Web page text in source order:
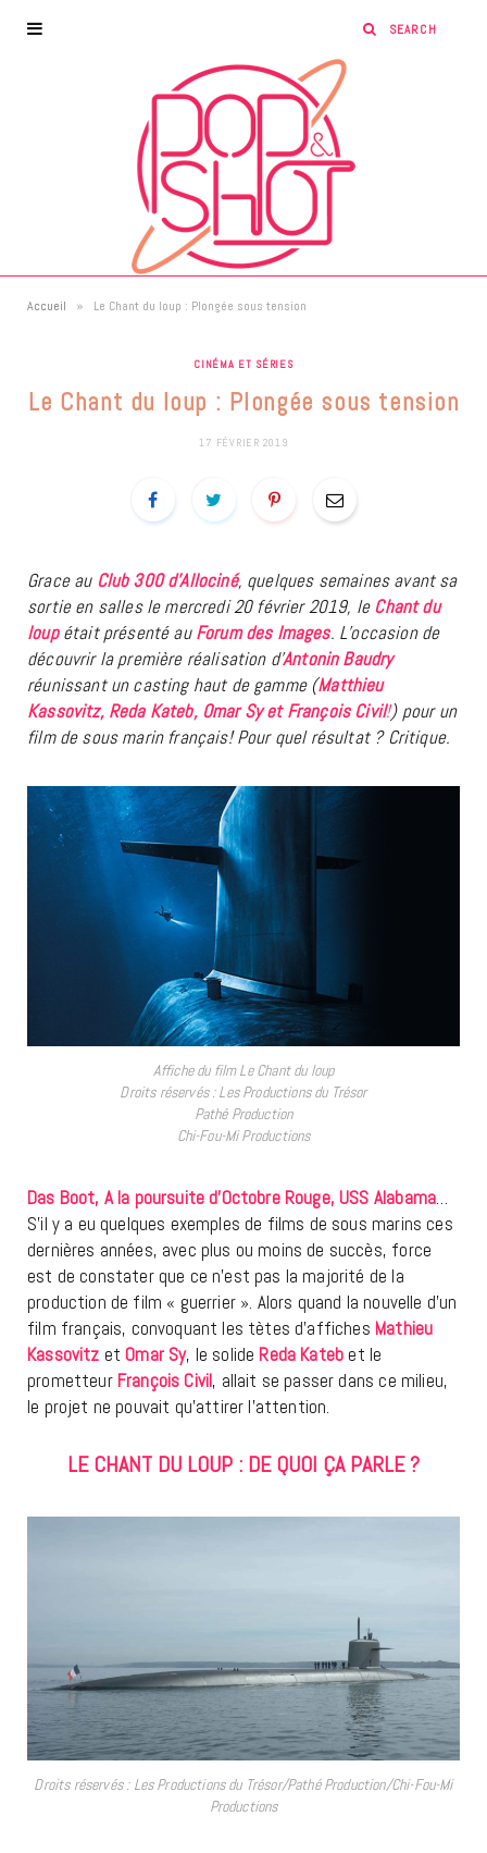
Accueil » Le Chant du loup : Plongée sous tension
CINÉMA ET SÉRIES
Le Chant du loup : Plongée sous tension
17 FÉVRIER 2019
Grace au Club 300d’Allociné, quelques semaines avant sa
sortie en salles le mercredi 20 février 2019, le Chant du
loupétait présenté auForum des Images. L’occasion de
découvrir la première réalisation d’Antonin Baudry
réunissant un casting haut de gamme (Matthieu
Kassovitz, Reda Kateb, Omar Sy et François Civil!) pour un
film de sous marin français! Pour quel résultat ? Critique.
Affiche du film Le Chant du loup
Droits réservés : Les Productions du Trésor
Pathé Production
Chi-Fou-Mi Productions
Das Boot, A la poursuite d’Octobre Rouge, USS Alabama…
S’il y a eu quelques exemples de films de sous marins ces
dernières années, avec plus ou moins de succès, force
est de constater que ce n’est pas la majorité de la
production de film « guerrier ». Alors quand la nouvelle d’un
film français, convoquant les tètes d’affiches Mathieu
Kassovitz et Omar Sy, le solide Reda Kateb et le
prometteur François Civil, allait se passer dans ce milieu,
le projet ne pouvait qu’attirer l’attention.
LE CHANT DU LOUP : DE QUOI ÇA PARLE ?
Droits réservés : Les Productions du Trésor/Pathé Production/Chi-Fou-Mi
Productions